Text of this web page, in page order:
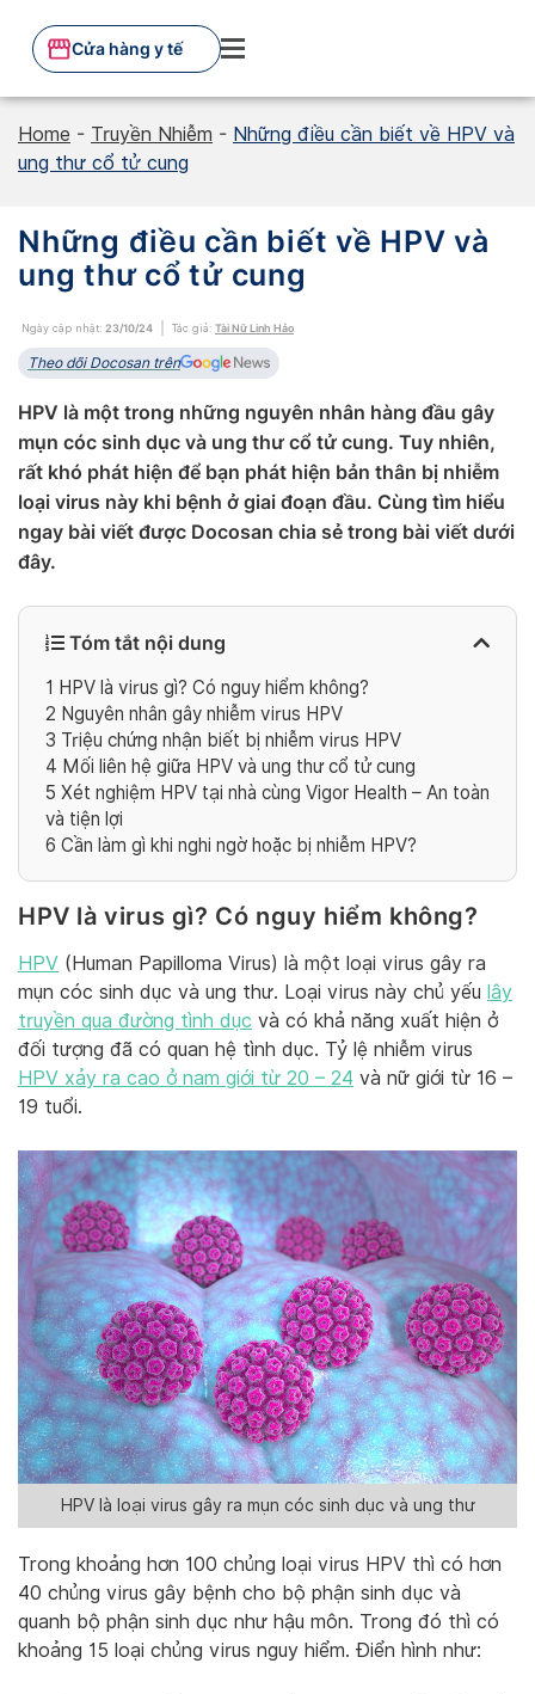
content
Cửa hàng y tế
Home - Truyền Nhiễm - Những điều cần biết về HPV và
ung thư cổ tử cung
Những điều cần biết về HPV và
ung thư cổ tử cung
Ngày cập nhật: 23/10/24 Tác giả: Tài Nữ Linh Hảo
Theo dõi Docosan trên
HPV là một trong những nguyên nhân hàng đầu gây
mụn cóc sinh dục và ung thư cổ tử cung. Tuy nhiên,
rất khó phát hiện để bạn phát hiện bản thân bị nhiễm
loại virus này khi bệnh ở giai đoạn đầu. Cùng tìm hiểu
ngay bài viết được Docosan chia sẻ trong bài viết dưới
đây.
Tóm tắt nội dung
1 HPV là virus gì? Có nguy hiểm không?
2 Nguyên nhân gây nhiễm virus HPV
3 Triệu chứng nhận biết bị nhiễm virus HPV
4 Mối liên hệ giữa HPV và ung thư cổ tử cung
5 Xét nghiệm HPV tại nhà cùng Vigor Health – An toàn
và tiện lợi
6 Cần làm gì khi nghi ngờ hoặc bị nhiễm HPV?
HPV là virus gì? Có nguy hiểm không?
HPV (Human Papilloma Virus) là một loại virus gây ra
mụn cóc sinh dục và ung thư. Loại virus này chủ yếu lây
truyền qua đường tình dục và có khả năng xuất hiện ở
đối tượng đã có quan hệ tình dục. Tỷ lệ nhiễm virus
HPV xảy ra cao ở nam giới từ 20 – 24 và nữ giới từ 16 –
19 tuổi.
HPV là loại virus gây ra mụn cóc sinh dục và ung thư
Trong khoảng hơn 100 chủng loại virus HPV thì có hơn
40 chủng virus gây bệnh cho bộ phận sinh dục và
quanh bộ phận sinh dục như hậu môn. Trong đó thì có
khoảng 15 loại chủng virus nguy hiểm. Điển hình như: